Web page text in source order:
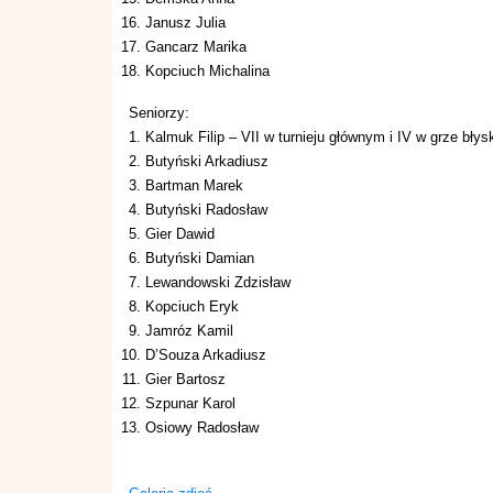
Janusz Julia
Gancarz Marika
Kopciuch Michalina
Seniorzy:
Kalmuk Filip – VII w turnieju głównym i IV w grze
Butyński Arkadiusz
Bartman Marek
Butyński Radosław
Gier Dawid
Butyński Damian
Lewandowski Zdzisław
Kopciuch Eryk
Jamróz Kamil
D’Souza Arkadiusz
Gier Bartosz
Szpunar Karol
Osiowy Radosław